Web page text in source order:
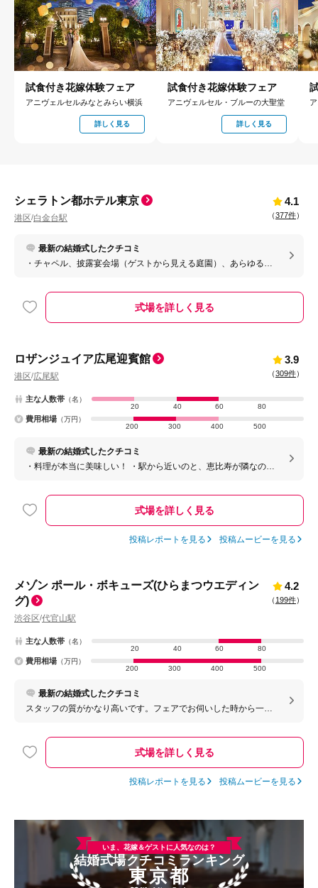
試食付き花嫁体験フェア
アニヴェルセルみなとみらい横浜
詳しく見る
試食付き花嫁体験フェア
アニヴェルセル・ブルーの大聖堂
詳しく見る
シェラトン都ホテル東京
港区/白金台駅
4.1
（377件）
最新の結婚式したクチコミ
・チャペル、披露宴会場（ゲストから見える庭園）、あらゆる所
式場を詳しく見る
ロザンジュイア広尾迎賓館
港区/広尾駅
3.9
（309件）
主な人数帯 （名）
20
40 60 80
費用相場 （万円）
200
300 400 500
最新の結婚式したクチコミ
・料理が本当に美味しい！ ・駅から近いのと、恵比寿が隣なの
堅苦しくなくアットホームな感じで行いたい方にはオススメです
（開放感がすごいあるわけではないので、60名以下の方が狭くな
く、いいなと思いました） ※挙式会場から披露宴会場までは階段
なので（トイレは1階のみ）、足が悪い方が多いと少し大変かもし
れません。ただ移動が少なく階段にも装飾ができるのでそこはよ
式場を詳しく見る
投稿レポートを見る 投稿ムービーを見る
メゾン ポール・ボキューズ(ひらまつウエディン
グ)
渋谷区/代官山駅
4.2
（ 199件）
主な人数帯 （名）
20
40 60 80
費用相場 （万円）
200
300 400 500
最新の結婚式したクチコミ
スタッフの質がかなり高いです。フェアでお伺いした時から一切
式場を詳しく見る
投稿レポートを見る 投稿ムービーを見る
いま、花嫁＆ゲストに人気なのは？
結婚式場クチコミランキング
東京都